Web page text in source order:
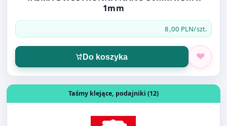
Otwórz produkt: MASA MOCUJĄCA PRITT FIX-IT
Taśmy klejące, podajniki (12)